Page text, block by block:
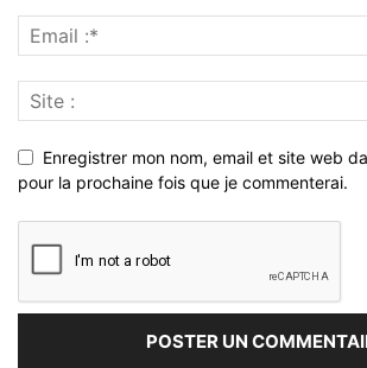
Enregistrer mon nom, email et site web
pour la prochaine fois que je commenterai.